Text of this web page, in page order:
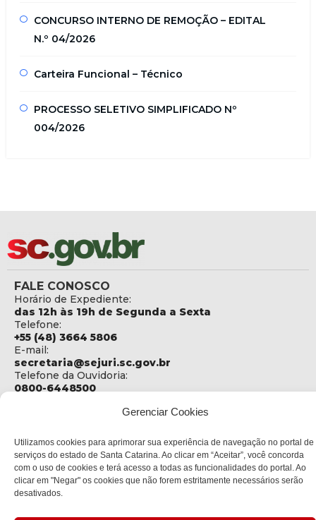
Gerenciar Cookies
Utilizamos cookies para aprimorar sua experiência de navegação no portal de
serviços do estado de Santa Catarina. Ao clicar em “Aceitar”, você concorda
com o uso de cookies e terá acesso a todas as funcionalidades do portal. Ao
clicar em "Negar" os cookies que não forem estritamente necessários serão
desativados.
CONCURSO INTERNO DE REMOÇÃO – EDITAL
N.º 04/2026
Carteira Funcional – Técnico
PROCESSO SELETIVO SIMPLIFICADO Nº
004/2026
FALE CONOSCO
Horário de Expediente:
das 12h às 19h de Segunda a Sexta
Telefone:
+55 (48) 3664 5806
E-mail:
secretaria@sejuri.sc.gov.br
Telefone da Ouvidoria:
0800-6448500
Social
Rua Fúlvio Aducci, 1214 - Loja 06
Bairro:
Estreito - Florianópolis - SC
88075-000